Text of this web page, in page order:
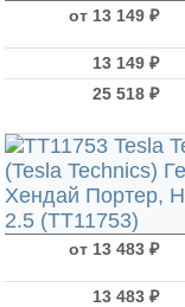
от 13 149 ₽
13 149 ₽
25 518 ₽
от 13 483 ₽
13 483 ₽